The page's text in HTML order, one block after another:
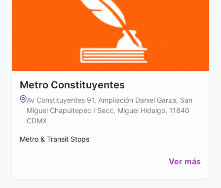
Metro Constituyentes
Av Constituyentes 91, Ampliación Daniel Garza, San
Miguel Chapultepec I Secc, Miguel Hidalgo, 11840
CDMX
Metro & Transit Stops
Ver más